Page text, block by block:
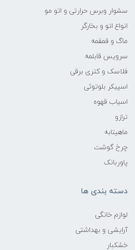
سشوار وبرس حرارتی و اتو مو
انواع اتو و بخارگر
ماگ و قمقمه
سرویس قابلمه
فلاسک و کتری برقی
اسپیکر بلوتوثی
اسیاب قهوه
ترازو
ماهیتابه
چرخ گوشت
پاوربانک
دسته بندی ها
لوازم خانگی
آرایشی و بهداشتی
خشکبار